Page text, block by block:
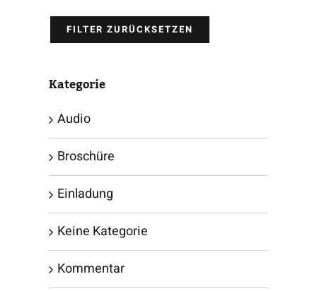
FILTER ZURÜCKSETZEN
Kategorie
Audio
Broschüre
Einladung
Keine Kategorie
Kommentar